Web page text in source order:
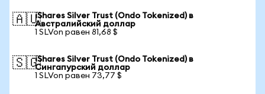
🇦🇺iShares Silver Trust (Ondo Tokenized) в
Австралийский доллар
1 SLVon равен 81,68 $
🇸🇬iShares Silver Trust (Ondo Tokenized) в
Сингапурский доллар
1 SLVon равен 73,77 $